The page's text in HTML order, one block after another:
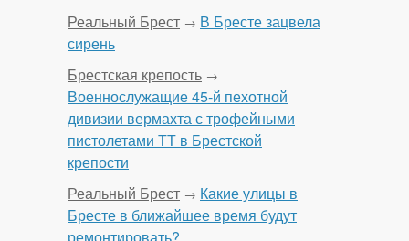
Реальный Брест → В Бресте зацвела
сирень
Брестская крепость →
Военнослужащие 45-й пехотной
дивизии вермахта с трофейными
пистолетами ТТ в Брестской
крепости
Реальный Брест → Какие улицы в
Бресте в ближайшее время будут
ремонтировать?